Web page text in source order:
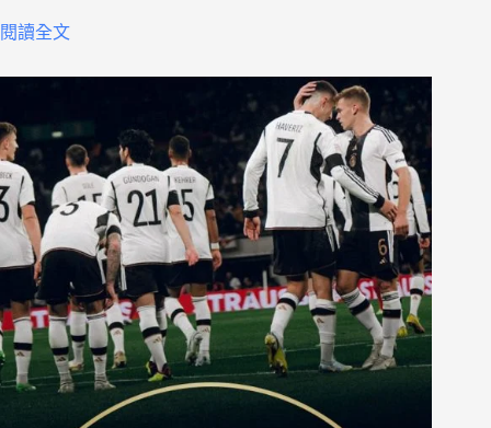
閱讀全文